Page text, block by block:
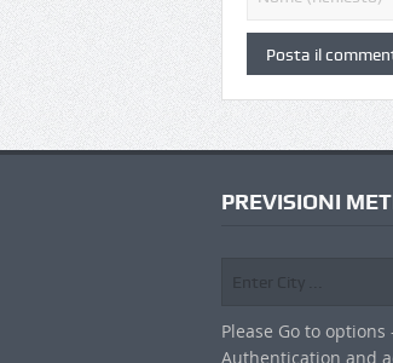
PREVISIONI
Please Go to options
Authentication and